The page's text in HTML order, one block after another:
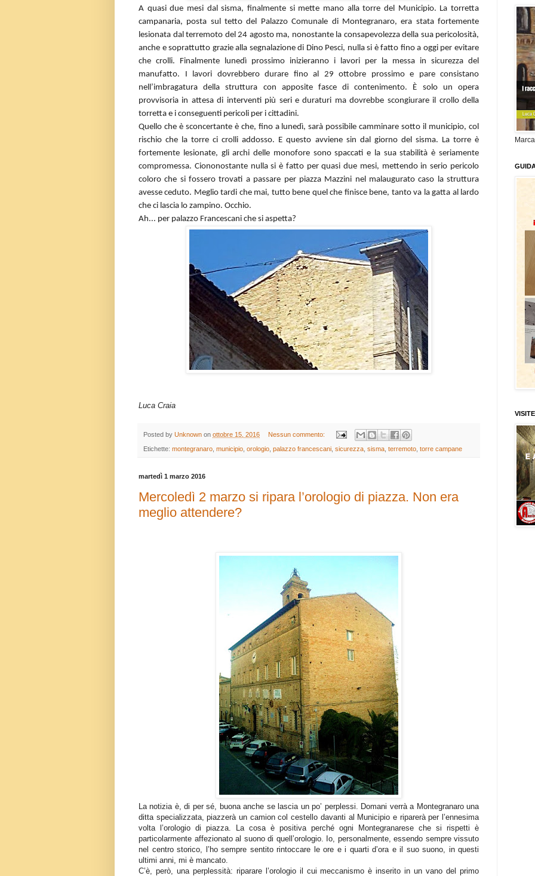
A quasi due mesi dal sisma, finalmente si mette mano alla torre del Municipio. La torretta
campanaria, posta sul tetto del Palazzo Comunale di Montegranaro, era stata fortemente
lesionata dal terremoto del 24 agosto ma, nonostante la consapevolezza della sua pericolosità,
anche e soprattutto grazie alla segnalazione di Dino Pesci, nulla si è fatto fino a oggi per evitare
che crolli. Finalmente lunedì prossimo inizieranno i lavori per la messa in sicurezza del
manufatto. I lavori dovrebbero durare fino al 29 ottobre prossimo e pare consistano
nell’imbragatura della struttura con apposite fasce di contenimento. È solo un opera
provvisoria in attesa di interventi più seri e duraturi ma dovrebbe scongiurare il crollo della
torretta e i conseguenti pericoli per i cittadini.
Quello che è sconcertante è che, fino a lunedì, sarà possibile camminare sotto il municipio, col
rischio che la torre ci crolli addosso. E questo avviene sin dal giorno del sisma. La torre è
fortemente lesionate, gli archi delle monofore sono spaccati e la sua stabilità è seriamente
compromessa. Ciononostante nulla si è fatto per quasi due mesi, mettendo in serio pericolo
coloro che si fossero trovati a passare per piazza Mazzini nel malaugurato caso la struttura
avesse ceduto. Meglio tardi che mai, tutto bene quel che finisce bene, tanto va la gatta al lardo
che ci lascia lo zampino. Occhio.
Ah... per palazzo Francescani che si aspetta?
Luca Craia
Posted by Unknown on ottobre 15, 2016 Nessun commento:
Etichette: montegranaro municipio orologio palazzo francescani sicurezza sisma terremoto torre campane
martedì 1 marzo 2016
Mercoledì 2 marzo si ripara l’orologio di piazza. Non era
meglio attendere?
La notizia è, di per sé, buona anche se lascia un po’ perplessi. Domani verrà a Montegranaro una
ditta specializzata, piazzerà un camion col cestello davanti al Municipio e riparerà per l’ennesima
volta l’orologio di piazza. La cosa è positiva perché ogni Montegranarese che si rispetti è
particolarmente affezionato al suono di quell’orologio. Io, personalmente, essendo sempre vissuto
nel centro storico, l’ho sempre sentito rintoccare le ore e i quarti d’ora e il suo suono, in questi
ultimi anni, mi è mancato.
C’è, però, una perplessità: riparare l’orologio il cui meccanismo è inserito in un vano del primo
Marca
VISITE